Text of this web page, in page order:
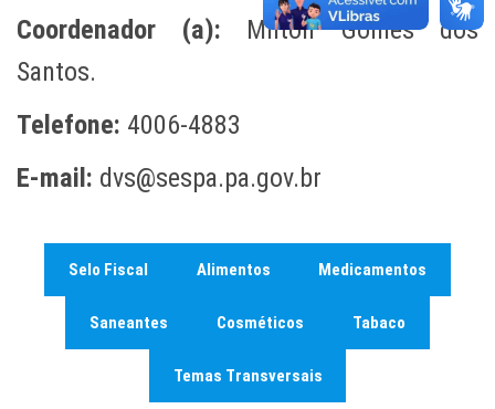
Coordenador (a): Milton Gomes dos
Santos.
Telefone: 4006-4883
E-mail: dvs@sespa.pa.gov.br
Selo Fiscal Alimentos Medicamentos
Saneantes Cosméticos Tabaco
Temas Transversais